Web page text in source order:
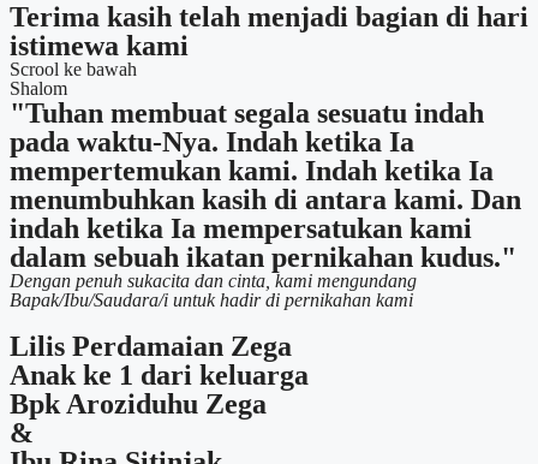
Terima kasih telah menjadi bagian di hari
istimewa kami
Scrool ke bawah
Shalom
"Tuhan membuat segala sesuatu indah
pada waktu-Nya. Indah ketika Ia
mempertemukan kami. Indah ketika Ia
menumbuhkan kasih di antara kami. Dan
indah ketika Ia mempersatukan kami
dalam sebuah ikatan pernikahan kudus."
Dengan penuh sukacita dan cinta, kami mengundang
Bapak/Ibu/Saudara/i untuk hadir di pernikahan kami
Lilis Perdamaian Zega
Anak ke 1 dari keluarga
Bpk Aroziduhu Zega
&